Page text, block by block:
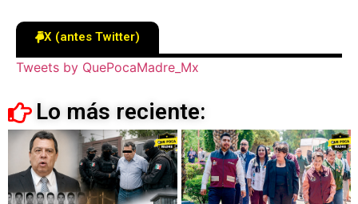
X (antes Twitter)
Tweets by QuePocaMadre_Mx
Lo más reciente: